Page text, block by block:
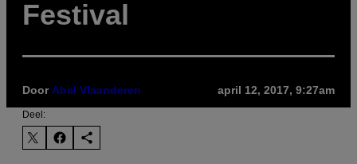
Festival
Door Abel Vlaanderen april 12, 2017, 9:27am
Deel: